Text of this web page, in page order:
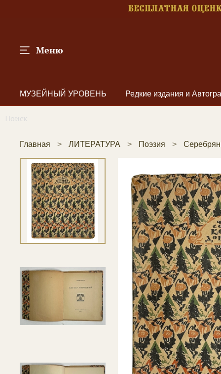
Меню
МУЗЕЙНЫЙ УРОВЕНЬ Редкие издания и
Главная ЛИТЕРАТУРА Поэзия